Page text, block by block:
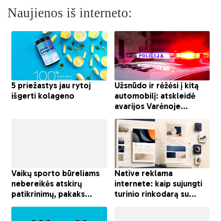
Naujienos iš interneto: